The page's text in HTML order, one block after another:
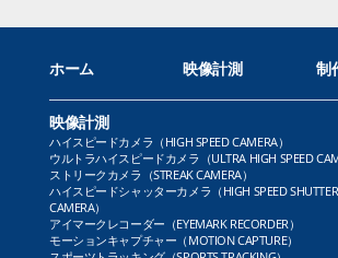
ホーム 映像計測 制
映像計測
ハイスピードカメラ（HIGH SPEED CAMERA）
ウルトラハイスピードカメラ（ULTRA HIGH SPEED
ストリークカメラ（STREAK CAMERA）
ハイスピードシャッターカメラ（HIGH SPEED SHUTTER
CAMERA）
アイマークレコーダー（EYEMARK RECORDER）
モーションキャプチャー（MOTION CAPTURE）